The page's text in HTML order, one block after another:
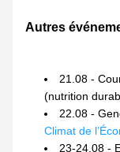
Autres
21.08 -
(nutrition
22.08 -
Climat de
23-24.08 -